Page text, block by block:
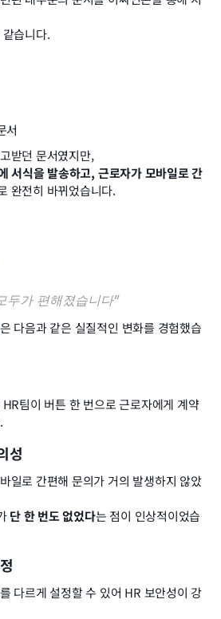
습니다.
서
받던 문서였지만,
서식을 발송하고, 근로자가 모바일로 간
완전히 바뀌었습니다.
두가 편해졌습니다”
다음과 같은 실질적인 변화를 경험했습
팀이 버튼 한 번으로 근로자에게 계약
성
일로 간편해 문의가 거의 발생하지 않았
단 한 번도 없었다는 점이 인상적이었습
다르게 설정할 수 있어 HR 보안성이 강